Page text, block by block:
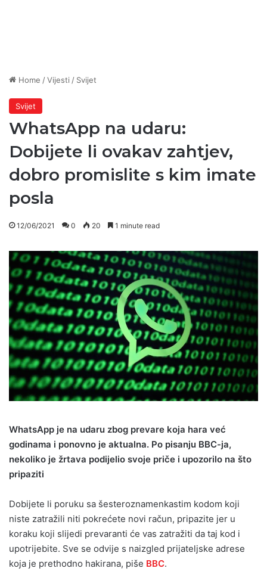
Home /Vijesti / Svijet
Svijet
WhatsApp na udaru:
Dobijete li ovakav zahtjev,
dobro promislite s kim imate
posla
12/06/2021 0 20 1 minute read
WhatsApp je na udaru zbog prevare koja hara već
godinama i ponovno je aktualna. Po pisanju BBC-ja,
nekoliko je žrtava podijelio svoje priče i upozorilo na što
pripaziti
Dobijete li poruku sa šesteroznamenkastim kodom koji
niste zatražili niti pokrećete novi račun, pripazite jer u
koraku koji slijedi prevaranti će vas zatražiti da taj kod i
upotrijebite. Sve se odvije s naizgled prijateljske adrese
koja je prethodno hakirana, piše BBC.